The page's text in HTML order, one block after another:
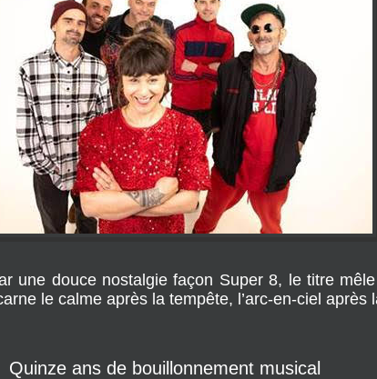
une douce nostalgie façon Super 8, le titre
le calme après la tempête, l’arc-en-ciel après
Quinze ans de bouillonnement musical